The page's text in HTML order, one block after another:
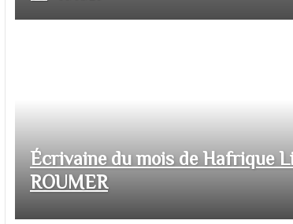
Écrivaine du mois de Hafrique
ROUMER